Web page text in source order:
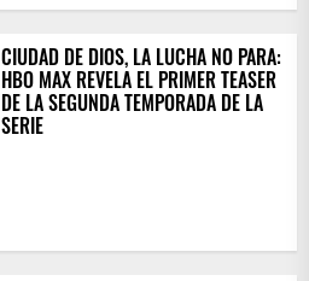
CIUDAD DE DIOS, LA LUCHA NO PARA:
HBO MAX REVELA EL PRIMER TEASER
DE LA SEGUNDA TEMPORADA DE LA
SERIE